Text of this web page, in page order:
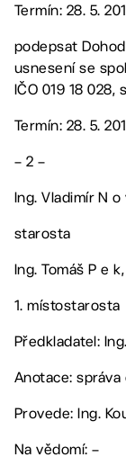
Termín: 28. 5.
podepsat
usnesení se
IČO 019 18 028,
Termín: 28. 5.
– 2 –
Ing. Vladimír N o
starosta
Ing. Tomáš P e k,
1. místostarosta
Předkladatel:
Anotace:
Provede: Ing.
Na vědomí: –